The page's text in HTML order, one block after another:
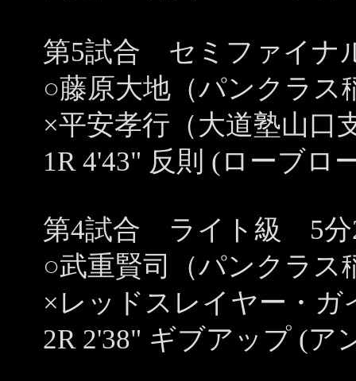
第5試合 セミファイ
○藤原大地（パンクラス
×平安孝行（大道塾山口
1R 4'43" 反則 (ローブロ
第4試合 ライト級 5分
○武重賢司（パンクラス
×レッドスレイヤー・ガ
2R 2'38" ギブアップ (ア